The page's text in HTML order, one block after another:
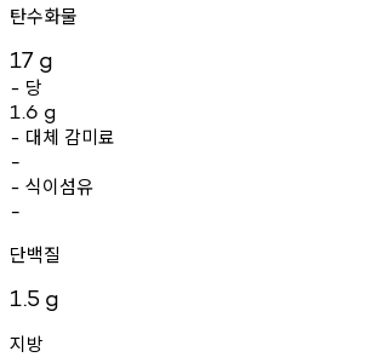
탄수화물
17 g
- 당
1.6 g
- 대체 감미료
-
- 식이섬유
-
단백질
1.5 g
지방